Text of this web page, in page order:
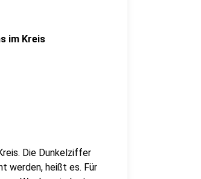
im Kreis
Die Dunkelziffer
werden, heißt es. Für